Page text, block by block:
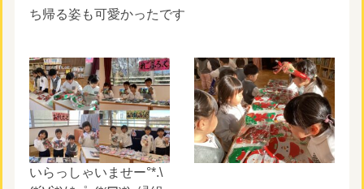
ち帰る姿も可愛かったです
いらっしゃいませー°*.\